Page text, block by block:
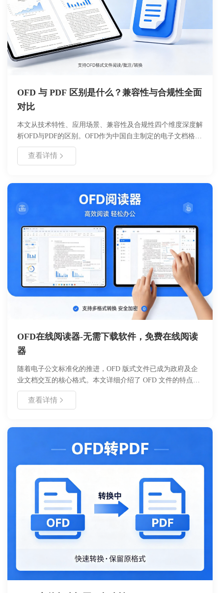
OFD 与 PDF 区别是什么？兼容性与合规性全面
对比
本文从技术特性、应用场景、兼容性及合规性四个维度深度解
析OFD与PDF的区别。OFD作为中国自主制定的电子文档格
式，具备更强的国产化适配能力，而PDF凭借全球通用性占据
市场主流地位。两者在加密算法、版本迭代机制、生态支持等
查看详情
OFD在线阅读器-无需下载软件，免费在线阅读
器
随着电子公文标准化的推进，OFD 版式文件已成为政府及企
业文档交互的核心格式。本文详细介绍了 OFD 文件的特点、
在线预览的必要性，并重点教程如何使用浙舟软件提供的
OFDView 工具（https://www.zhezhou.cn/ofdview）实现快速、
流程，对比了传统本地打开与在线预览的优劣，并分析了适用
查看 OFD 文件的高效方法，提升文档处理效率与安全性。
查看详情